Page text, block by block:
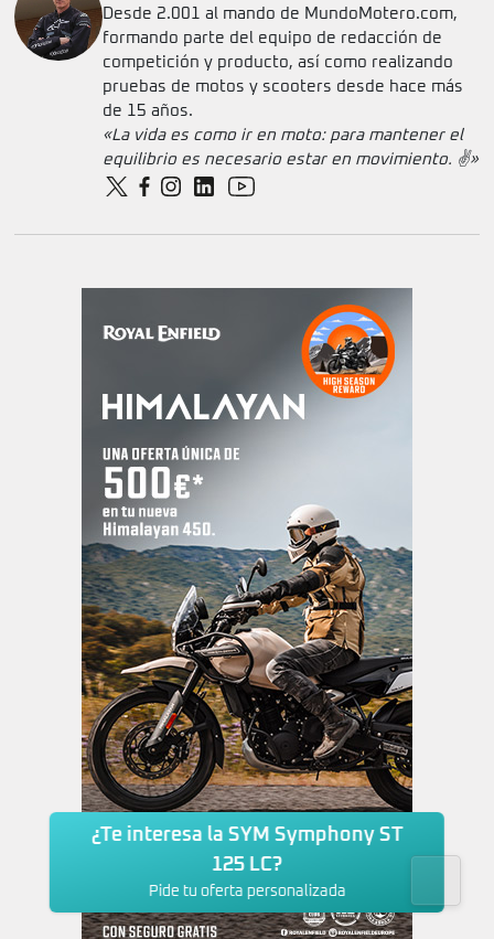
Desde 2.001 al mando de MundoMotero.com,
formando parte del equipo de redacción de
competición y producto, así como realizando
pruebas de motos y scooters desde hace más
de 15 años.
«La vida es como ir en moto: para mantener el
equilibrio es necesario estar en movimiento. ✌️»
¿Te interesa la SYM Symphony ST
125 LC?
Pide tu oferta personalizada